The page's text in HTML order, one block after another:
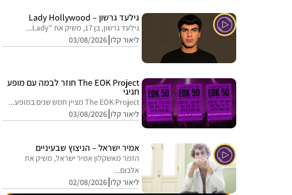
גילעד גרשון – Lady Hollywood
גילעד גרשון, בן 17, משיק את "Lady...
ליאור קלו 03/08/2026
The EOK Project חוזר לבמה עם מופע
חגיגי
The EOK Project מציין חמש שנים במופע...
ליאור קלו 03/08/2026
אמיר ישראל – הניצוץ שבעיניים
הזמר מאשקלון אמיר ישראל, משיק את
אלבום...
ליאור קלו 02/08/2026